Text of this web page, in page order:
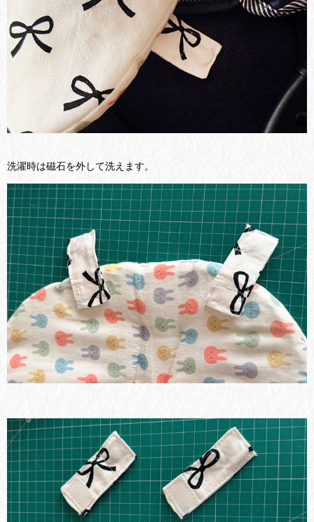
洗濯時は磁石を外して洗えます。